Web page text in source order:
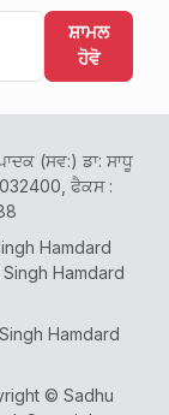
ਸ਼ਾਮਲ
ਹੋਵੋ
(ਸਵ:) ਡਾ: ਸਾਧੂ
ਫੈਕਸ :
Hamdard
Hamdard
Hamdard
© Sadhu